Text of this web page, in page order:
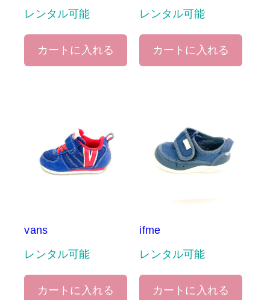
レンタル可能
カートに入れる
レンタル可能
カートに入れる
vans
レンタル可能
カートに入れる
ifme
レンタル可能
カートに入れる